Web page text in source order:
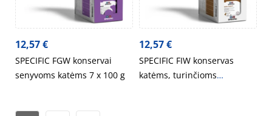
12,57€
SPECIFIC FGW konservai
senyvoms katėms 7 x 100 g
12,57€
SPECIFIC FIW konservas
katėms, turinčioms